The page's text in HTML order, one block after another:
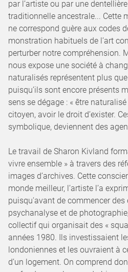
par l’artiste ou par une
traditionnelle ancestrale... Cette
ne correspond guère aux codes
monstration habituels de l’art
perturber notre compréhension.
nous expose une société à
naturalisés représentent plus
puisqu’ils sont encore présents
sens se dégage : « être
citoyen, avoir le droit d’exister.
symbolique, deviennent des
Le travail de Sharon Kivland
vivre ensemble » à travers des
images d’archives. Cette
monde meilleur, l’artiste l’a
puisqu'avant de commencer des
psychanalyse et de
collectif qui organisait des «
années 1980. Ils investissaient
londoniennes et les ouvraient à
d’un logement. On comprend